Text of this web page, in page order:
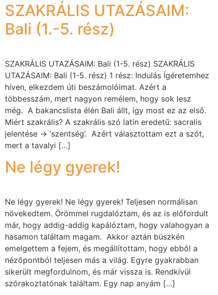
SZAKRÁLIS UTAZÁSAIM:
Bali (1.-5. rész)
SZAKRÁLIS UTAZÁSAIM: Bali (1-5. rész) SZAKRÁLIS
UTAZÁSAIM: Bali (1-5. rész) 1 rész: Indulás Ígéretemhez
híven, elkezdem úti beszámolóimat. Azért a
többesszám, mert nagyon remélem, hogy sok lesz
még. A bakancslista élén Bali állt, így most ez az első.
Miért szakrális? A szakrális szó latin eredetű: sacralis
jelentése → ‘szentség’. Azért választottam ezt a szót,
mert a tavalyi […]
Ne légy gyerek!
Ne légy gyerek! Ne légy gyerek! Teljesen normálisan
növekedtem. Örömmel rugdalóztam, és az is előfordult
már, hogy addig-addig kapálóztam, hogy valahogyan a
hasamon találtam magam. Akkor aztán büszkén
emelgettem a fejem, és megállítottam, hogy ebből a
nézőpontból teljesen más a világ. Egyre gyakrabban
sikerült megfordulnom, és már vissza is. Rendkívül
szórakoztatónak találtam. Egy nap anyám […]